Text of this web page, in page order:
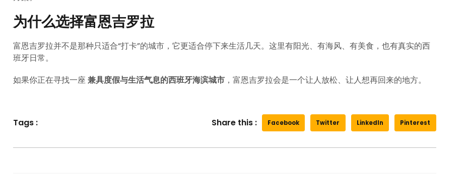
为什么选择富恩吉罗拉
富恩吉罗拉并不是那种只适合“打卡”的城市，它更适合停下来生活几天。这里有阳光、有海风、有美食，也有真实的西
班牙日常。
如果你正在寻找一座兼具度假与生活气息的西班牙海滨城市 ，富恩吉罗拉会是一个让人放松、让人想再回来的地方。
Tags : Share this : Facebook Twitter LinkedIn Pinterest